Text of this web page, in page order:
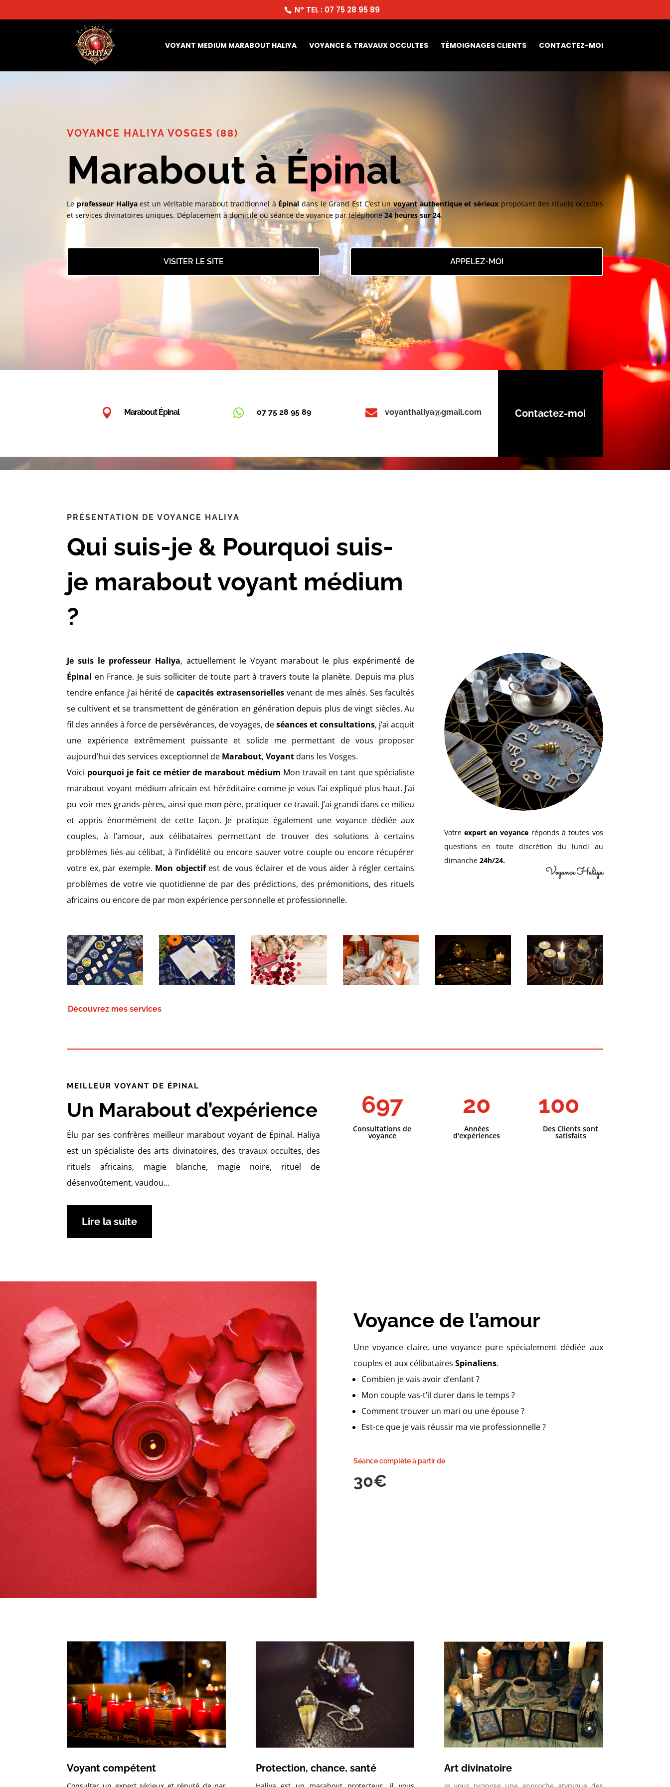
N° TEL : 07 75 28 95 89
VOYANT MEDIUM MARABOUT HALIYA VOYANCE & TRAVAUX OCCULTES TÉMOIGNAGES CLIENTS CONTACTEZ-MOI
VOYANCE HALIYA VOSGES (88)
Marabout à Épinal
Leprofesseur Haliyaest un véritable marabout traditionnel à Épinaldans le Grand Est C’est un voyant authentique et sérieuxproposant des rituels occultes
et services divinatoires uniques. Déplacement à domicile ou séance de voyance par téléphone24 heures sur 24.
VISITER LE SITE APPELEZ-MOI
 Marabout Épinal  07 75 28 95 89  voyanthaliya@gmail.com Contactez-moi
PRÉSENTATION DE VOYANCE HALIYA
Qui suis-je & Pourquoi suis-
je marabout voyant médium
?
Je suis le professeur Haliya, actuellement le Voyant marabout le plus expérimenté de
Épinal en France. Je suis solliciter de toute part à travers toute la planète. Depuis ma plus
tendre enfance j’ai hérité decapacités extrasensoriellesvenant de mes aînés. Ses facultés
se cultivent et se transmettent de génération en génération depuis plus de vingt siècles. Au
fil des années à force de persévérances, de voyages, deséances et consultations, j’ai acquit
une expérience extrêmement puissante et solide me permettant de vous proposer
aujourd’hui des services exceptionnel de Marabout,Voyantdans les Vosges.
Voici pourquoi je fait ce métier de marabout médium Mon travail en tant que spécialiste
marabout voyant médium africain est héréditaire comme je vous l’ai expliqué plus haut. J’ai
pu voir mes grands-pères, ainsi que mon père, pratiquer ce travail. J’ai grandi dans ce milieu
et appris énormément de cette façon. Je pratique également une voyance dédiée aux
couples, à l’amour, aux célibataires permettant de trouver des solutions à certains
problèmes liés au célibat, à l’infidélité ou encore sauver votre couple ou encore récupérer
votre ex, par exemple. Mon objectifest de vous éclairer et de vous aider à régler certains
problèmes de votre vie quotidienne de par des prédictions, des prémonitions, des rituels
africains ou encore de par mon expérience personnelle et professionnelle.
Votre expert en voyance réponds à toutes vos
questions en toute discrétion du lundi au
dimanche 24h/24.
Voyance Haliya
Découvrez mes services
MEILLEUR VOYANT DE ÉPINAL
Un Marabout d’expérience
Élu par ses confrères meilleur marabout voyant de Épinal. Haliya
est un spécialiste des arts divinatoires, des travaux occultes, des
rituels africains, magie blanche, magie noire, rituel de
désenvoûtement, vaudou…
Lire la suite
697
Consultations de
voyance
20
Années
d'expériences
100
Des Clients sont
satisfaits
Voyance de l’amour
Une voyance claire, une voyance pure spécialement dédiée aux
couples et aux célibataires Spinaliens.
Combien je vais avoir d’enfant ?
Mon couple vas-t’il durer dans le temps ?
Comment trouver un mari ou une épouse ?
Est-ce que je vais réussir ma vie professionnelle ?
Séance complète à partir de
30€
Voyant compétent Protection, chance, santé Art divinatoire